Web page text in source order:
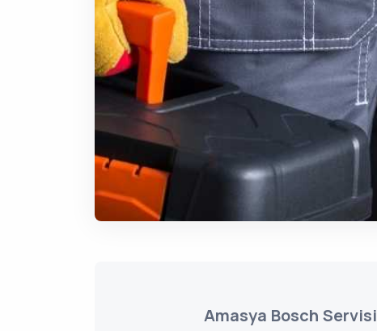
Amasya Bosch Servisi